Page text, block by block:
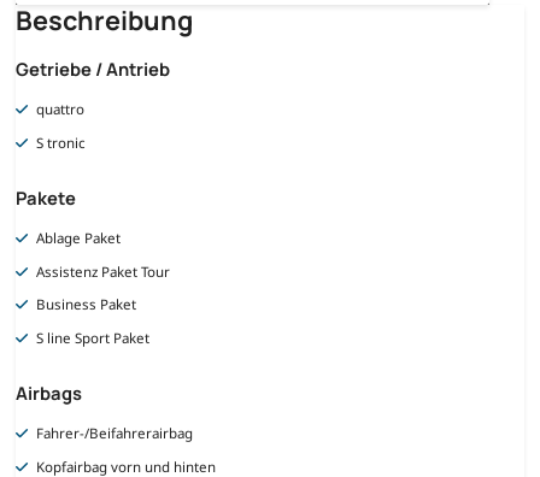
Beschreibung
Getriebe / Antrieb
quattro
S tronic
Pakete
Ablage Paket
Assistenz Paket Tour
Business Paket
S line Sport Paket
Airbags
Fahrer-/Beifahrerairbag
Kopfairbag vorn und hinten